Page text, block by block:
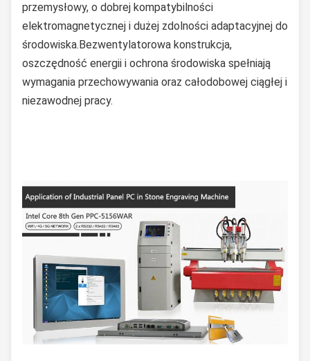
przemysłowy, o dobrej kompatybilności
elektromagnetycznej i dużej zdolności adaptacyjnej do
środowiska.Bezwentylatorowa konstrukcja,
oszczędność energii i ochrona środowiska spełniają
wymagania przechowywania oraz całodobowej ciągłej i
niezawodnej pracy.